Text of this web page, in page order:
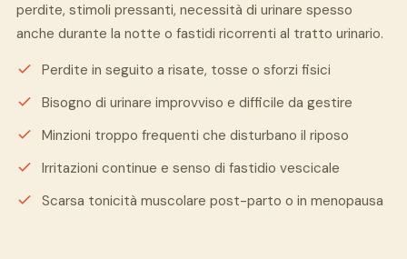
perdite, stimoli pressanti, necessità di urinare spesso
anche durante la notte o fastidi ricorrenti al tratto urinario.
Perdite in seguito a risate, tosse o sforzi fisici
Bisogno di urinare improvviso e difficile da gestire
Minzioni troppo frequenti che disturbano il riposo
Irritazioni continue e senso di fastidio vescicale
Scarsa tonicità muscolare post-parto o in menopausa